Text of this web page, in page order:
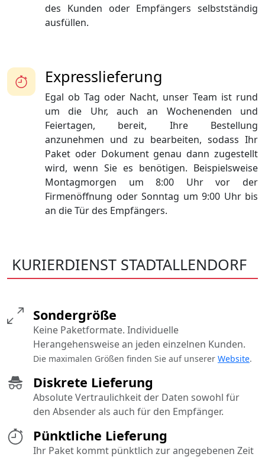
des Kunden oder Empfängers selbstständig
ausfüllen.
Expresslieferung
Egal ob Tag oder Nacht, unser Team ist rund
um die Uhr, auch an Wochenenden und
Feiertagen, bereit, Ihre Bestellung
anzunehmen und zu bearbeiten, sodass Ihr
Paket oder Dokument genau dann zugestellt
wird, wenn Sie es benötigen. Beispielsweise
Montagmorgen um 8:00 Uhr vor der
Firmenöffnung oder Sonntag um 9:00 Uhr bis
an die Tür des Empfängers.
KURIERDIENST STADTALLENDORF
Pünktliche Lieferung
Ihr Paket kommt pünktlich zur angegebenen Zeit
Diskrete Lieferung
Absolute Vertraulichkeit der Daten sowohl für
den Absender als auch für den Empfänger.
Sondergröße
Keine Paketformate. Individuelle
Herangehensweise an jeden einzelnen Kunden.
Die maximalen Größen finden Sie auf unserer Website.